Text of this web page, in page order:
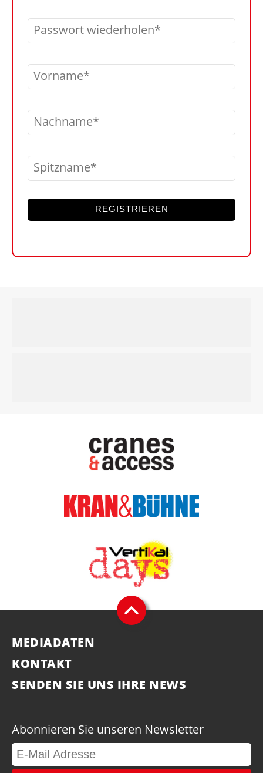
Passwort wiederholen
Vorname
Nachname
Spitzname
REGISTRIEREN
MEDIADATEN
KONTAKT
SENDEN SIE UNS IHRE NEWS
Abonnieren Sie unseren Newsletter